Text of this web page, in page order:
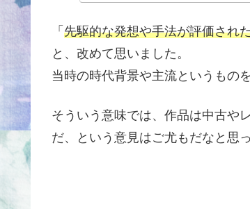
「 先駆的な発想や手法が評価され
と、改めて思いました。
当時の時代背景や主流というもの
そういう意味では、作品は中古や
だ、という意見はご尤もだなと思